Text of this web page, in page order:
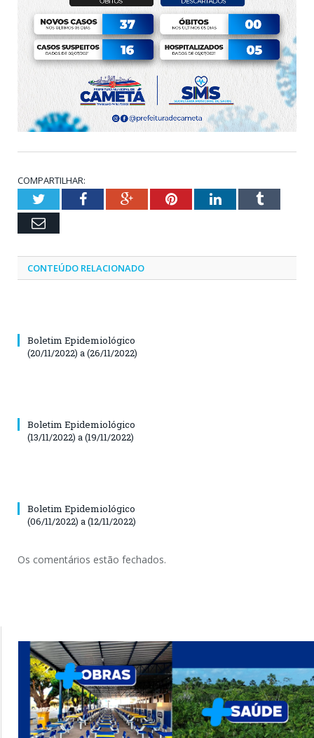
COMPARTILHAR:
TwitterFacebookGoogle+PinterestLinkedInTumblr
Email
CONTEÚDO RELACIONADO
Boletim Epidemiológico
(20/11/2022) a (26/11/2022)
Boletim Epidemiológico
(13/11/2022) a (19/11/2022)
Boletim Epidemiológico
(06/11/2022) a (12/11/2022)
Os comentários estão fechados.